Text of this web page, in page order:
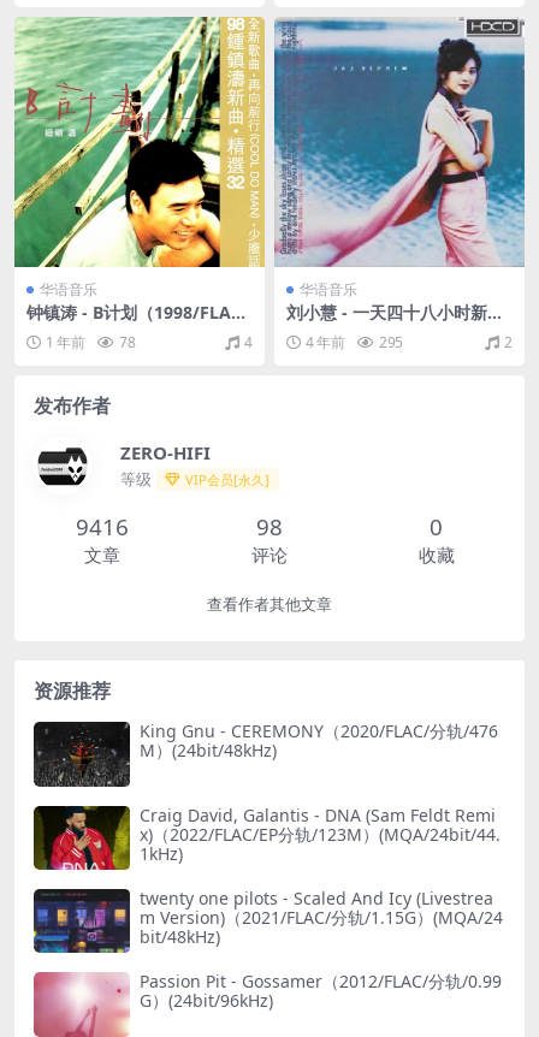
华语音乐
钟镇涛 - B计划（1998/FLAC/
分轨/743M）
1 年前 78 4
华语音乐
刘小慧 - 一天四十八小时新曲
精选（1993/FLAC/分轨/344
M）4 年前 295 2
发布作者
ZERO-HIFI
等级 VIP会员[永久]
9416
文章
98
评论
0
收藏
查看作者其他文章
资源推荐
King Gnu - CEREMONY（2020/FLAC/分轨/476
M）(24bit/48kHz)
Craig David, Galantis - DNA (Sam Feldt Remi
x)（2022/FLAC/EP分轨/123M）(MQA/24bit/44.
1kHz)
twenty one pilots - Scaled And Icy (Livestrea
m Version)（2021/FLAC/分轨/1.15G）(MQA/24
bit/48kHz)
Passion Pit - Gossamer（2012/FLAC/分轨/0.99
G）(24bit/96kHz)